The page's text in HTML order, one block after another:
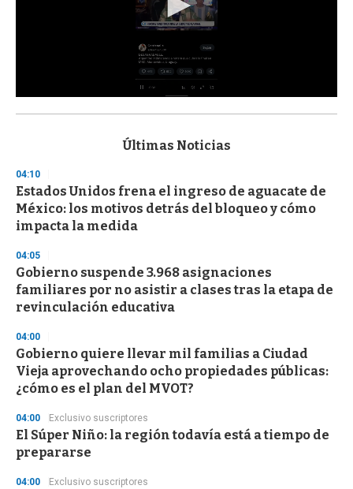
s
d
s
o
f
3
s
e
c
o
n
Últimas Noticias
04:10
Estados Unidos frena el ingreso de aguacate de
México: los motivos detrás del bloqueo y cómo
impacta la medida
04:05
Gobierno suspende 3.968 asignaciones
familiares por no asistir a clases tras la etapa de
revinculación educativa
04:00
Gobierno quiere llevar mil familias a Ciudad
Vieja aprovechando ocho propiedades públicas:
¿cómo es el plan del MVOT?
04:00 Exclusivo suscriptores
El Súper Niño: la región todavía está a tiempo de
prepararse
04:00 Exclusivo suscriptores